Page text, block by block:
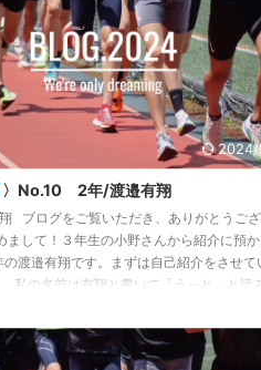
君をはじめ多く先輩達が地区上位の人達ば
〉No.10 2年/渡邉有翔
ブログをご覧いただき、ありがとうご
まして！３年生の小野さんから紹介に預か
の渡邉有翔です。まずは自己紹介をさせて
私の名前は有翔と書いて「うっと」と読
前で「うっと」という名前がつきました。
須賀市で出身校は鎌倉学園です。誕生日は